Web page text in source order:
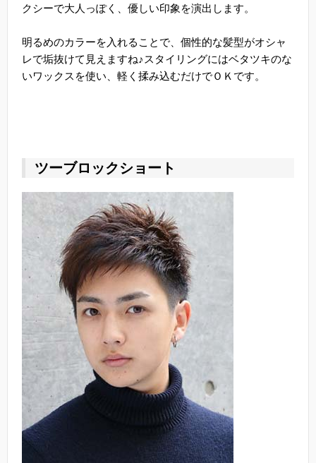
クシーで大人っぽく、優しい印象を演出します。
明るめのカラーを入れることで、個性的な髪型がオシャ
レで垢抜けて見えますね♪スタイリングにはベタツキのな
いワックスを使い、軽く揉み込むだけでＯＫです。
ツーブロックショート